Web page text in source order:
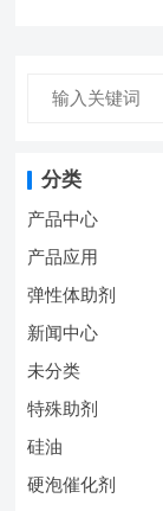
分类
产品中心
产品应用
弹性体助剂
新闻中心
未分类
特殊助剂
硅油
硬泡催化剂